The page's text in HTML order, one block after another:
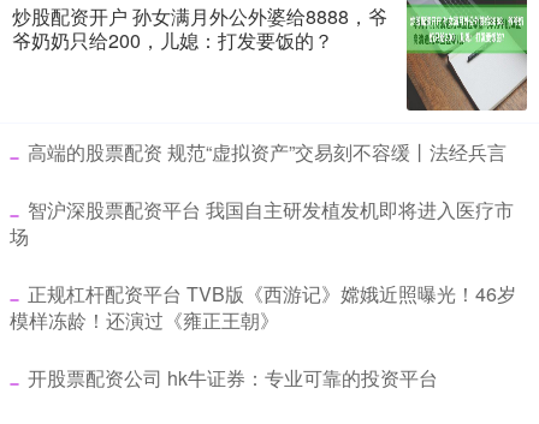
炒股配资开户 孙女满月外公外婆给8888，爷
爷奶奶只给200，儿媳：打发要饭的？
​高端的股票配资 规范“虚拟资产”交易刻不容缓丨法经兵言
​智沪深股票配资平台 我国自主研发植发机即将进入医疗市
场
​正规杠杆配资平台 TVB版《西游记》嫦娥近照曝光！46岁
模样冻龄！还演过《雍正王朝》
​开股票配资公司 hk牛证券：专业可靠的投资平台